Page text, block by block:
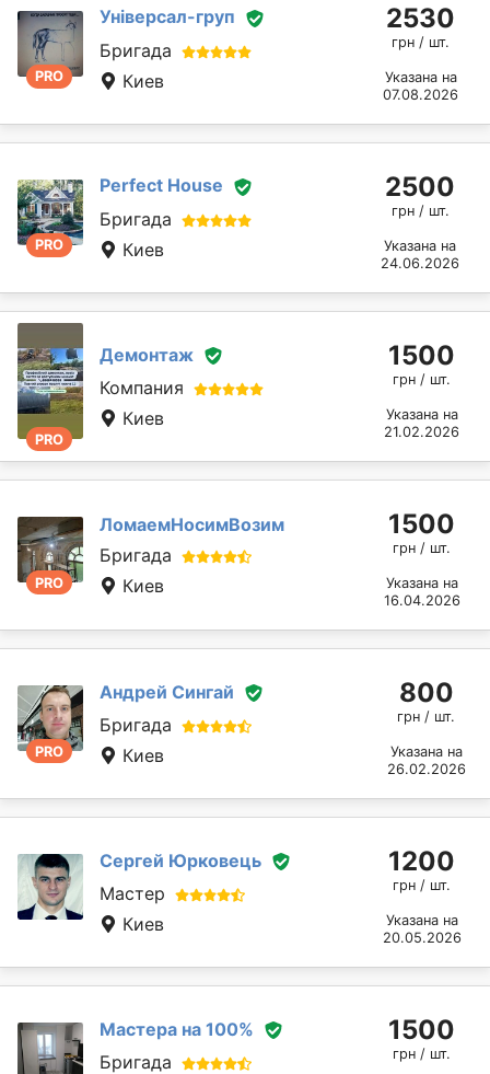
PRO
Універсал-груп
Бригада
Киев
2530
грн / шт.
Указана на
07.08.2026
PRO
Perfect House
Бригада
Киев
2500
грн / шт.
Указана на
24.06.2026
PRO
Демонтаж
Компания
Киев
1500
грн / шт.
Указана на
21.02.2026
PRO
ЛомаемНосимВозим
Бригада
Киев
1500
грн / шт.
Указана на
16.04.2026
PRO
Андрей Сингай
Бригада
Киев
800
грн / шт.
Указана на
26.02.2026
Сергей Юрковець
Мастер
Киев
1200
грн / шт.
Указана на
20.05.2026
Мастера на 100%
Бригада
1500
грн / шт.